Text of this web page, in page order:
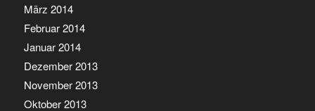
März 2014
Februar 2014
Januar 2014
Dezember 2013
November 2013
Oktober 2013